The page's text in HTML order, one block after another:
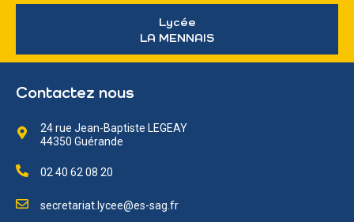
Lycée
LA MENNAIS
Contactez nous
24 rue Jean-Baptiste LEGEAY
44350 Guérande
02 40 62 08 20
secretariat.lycee@es-sag.fr